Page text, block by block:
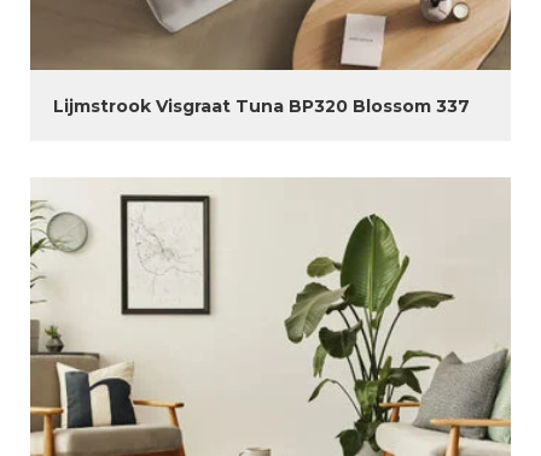
Lijmstrook Visgraat Tuna BP320 Blossom 337